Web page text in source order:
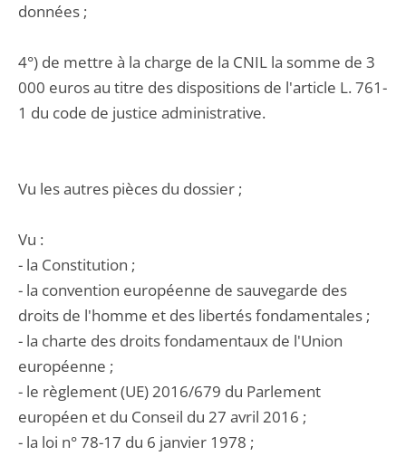
données ;
4°) de mettre à la charge de la CNIL la somme de 3
000 euros au titre des dispositions de l'article L. 761-
1 du code de justice administrative.
Vu les autres pièces du dossier ;
Vu :
- la Constitution ;
- la convention européenne de sauvegarde des
droits de l'homme et des libertés fondamentales ;
- la charte des droits fondamentaux de l'Union
européenne ;
- le règlement (UE) 2016/679 du Parlement
européen et du Conseil du 27 avril 2016 ;
- la loi n° 78-17 du 6 janvier 1978 ;